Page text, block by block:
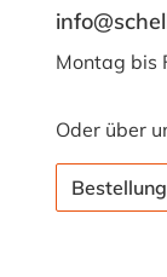
Montag bis
Oder über